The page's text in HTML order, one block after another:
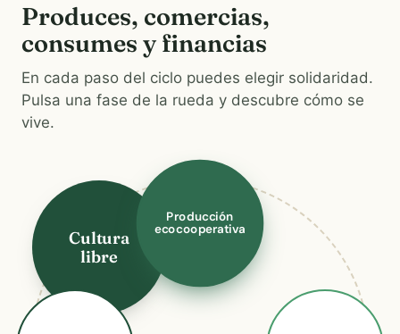
Produces, comercias,
consumes y financias
En cada paso del ciclo puedes elegir solidaridad.
Pulsa una fase de la rueda y descubre cómo se
vive.
Cultura
libre
Producción
ecocooperativa